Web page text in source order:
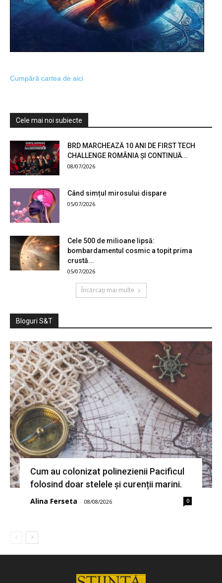
Cumpără cartea de aici
Cele mai noi subiecte
BRD MARCHEAZĂ 10 ANI DE FIRST TECH
CHALLENGE ROMÂNIA ȘI CONTINUĂ...
08/07/2026
Când simțul mirosului dispare
05/07/2026
Cele 500 de milioane lipsă:
bombardamentul cosmic a topit prima
crustă...
05/07/2026
Încărcați mai multe
Bloguri S&T
Cum au colonizat polinezienii Pacificul
folosind doar stelele și curenții marini.
Alina Ferseta - 08/08/2026 0